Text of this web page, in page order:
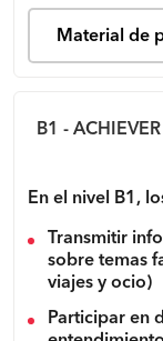
Material de
B1 - ACHIEVER
En el nivel B1,
Transmitir
sobre temas
viajes y ocio)
Participar en